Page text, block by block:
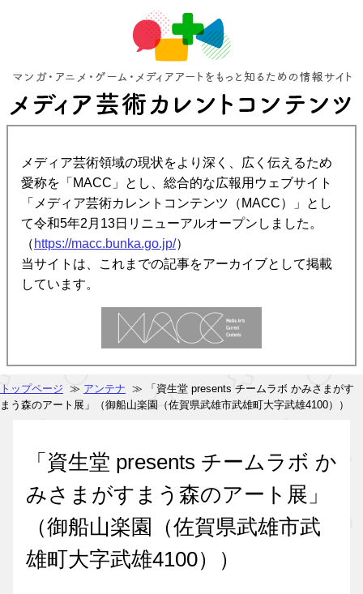
メディア芸術領域の現状をより深く、広く伝えるため
愛称を「MACC」とし、総合的な広報用ウェブサイト
「メディア芸術カレントコンテンツ（MACC）」とし
て令和5年2月13日リニューアルオープンしました。
（ https://macc.bunka.go.jp/）
当サイトは、これまでの記事をアーカイブとして掲載
しています。
トップページ ≫ アンテナ ≫ 「資生堂 presents チームラボ かみさまがす
まう森のアート展」（御船山楽園（佐賀県武雄市武雄町大字武雄4100））
「資生堂 presents チームラボ か
みさまがすまう森のアート展」
（御船山楽園（佐賀県武雄市武
雄町大字武雄4100））